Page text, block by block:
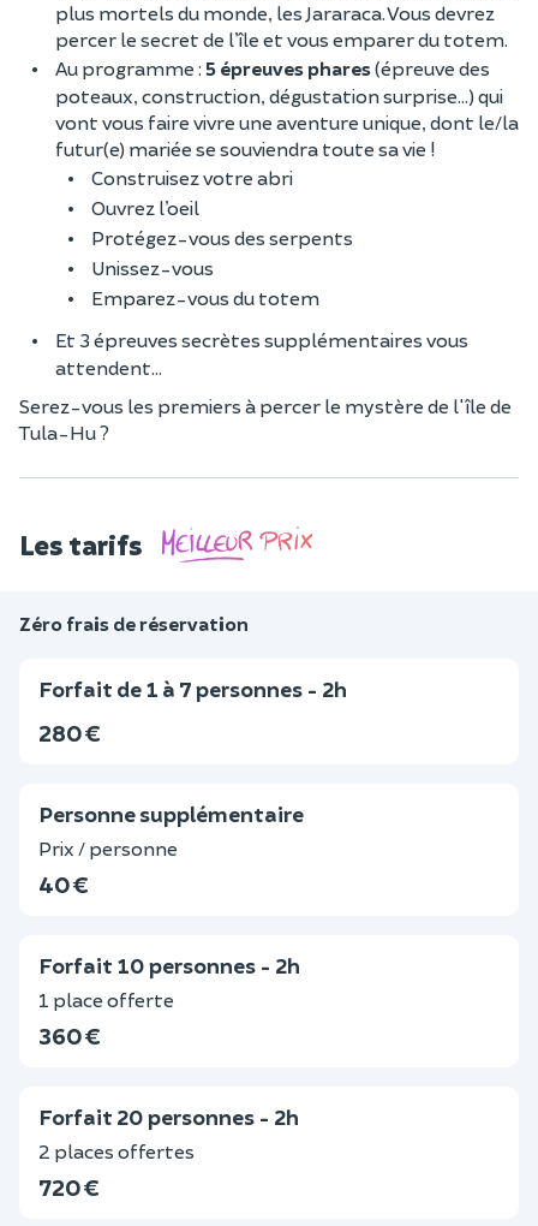
plus mortels du monde, les Jararaca. Vous devrez
percer le secret de l’île et vous emparer du totem.
Au programme : 5 épreuves phares(épreuve des
poteaux, construction, dégustation surprise...) qui
vont vous faire vivre une aventure unique, dont le/la
futur(e) mariée se souviendra toute sa vie !
Construisez votre abri
Ouvrez l’oeil
Protégez-vous des serpents
Unissez-vous
Emparez-vous du totem
Et 3 épreuves secrètes supplémentaires vous
attendent...
Serez-vous les premiers à percer le mystère de l'île de
Tula-Hu ?
Les tarifs
Zéro frais de réservation
Forfait de 1 à 7 personnes - 2h
280 €
Personne supplémentaire
Prix / personne
40 €
Forfait 10 personnes - 2h
1 place offerte
360 €
Forfait 20 personnes - 2h
2 places offertes
720 €